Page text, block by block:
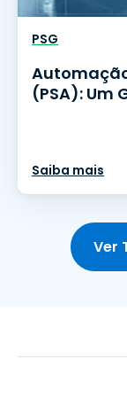
PSG
(PSA): Um
Saiba mais
Ver